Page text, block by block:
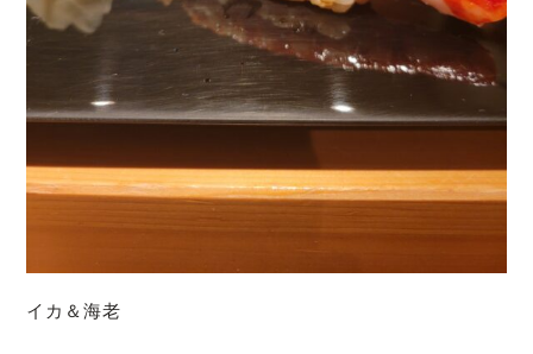
イカ＆海老